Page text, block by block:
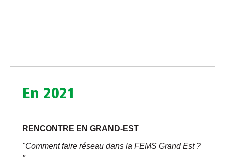
En 2021
RENCONTRE EN GRAND-EST
"Comment faire réseau dans la FEMS Grand Est ?
"